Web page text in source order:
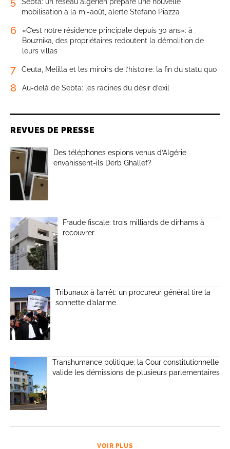
mobilisation à la mi-août, alerte Stefano Piazza
6
«C’est notre résidence principale depuis 30 ans»: à
Bouznika, des propriétaires redoutent la démolition de
leurs villas
7 Ceuta, Melilla et les miroirs de l’histoire: la fin du statu quo
8 Au-delà de Sebta: les racines du désir d’exil
REVUES DE PRESSE
Des téléphones espions venus d’Algérie
envahissent-ils Derb Ghallef?
Fraude fiscale: trois milliards de dirhams à
recouvrer
Tribunaux à l’arrêt: un procureur général tire la
sonnette d’alarme
Transhumance politique: la Cour constitutionnelle
valide les démissions de plusieurs parlementaires
VOIR PLUS